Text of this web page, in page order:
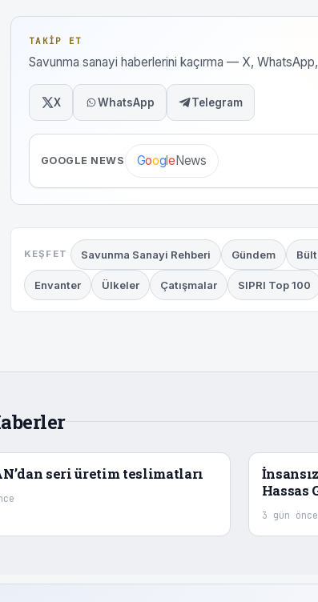
TAKIP ET
Savunma sanayi haberlerini kaçırma — X,
X WhatsApp Telegram
GOOGLE NEWS GoogleNews
KEŞFET Savunma Sanayi Rehberi Gündem
Envanter Ülkeler Çatışmalar SIPRI Top 100
seri üretim teslimatları
Hassas
3 gün önce